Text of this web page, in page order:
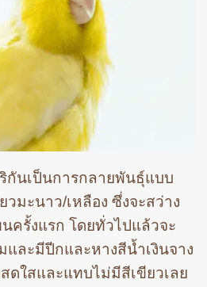
กันเป็นการกลายพันธุ์แบบ
วมะนาว/เหลือง ซึ่งจะสว่าง
ครั้งแรก โดยทั่วไปแล้วจะ
และมีปีกและหางสีน้ำเงินจาง
ดใสและแทบไม่มีสีเขียวเลย